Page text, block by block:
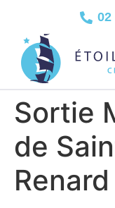
02
Sortie
de
Renard